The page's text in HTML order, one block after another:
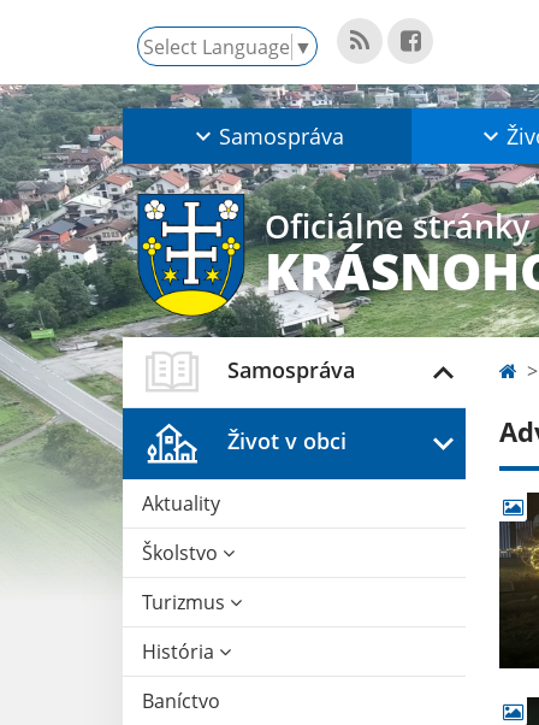
Select Language ▼
Samospráva
Oficiálne stránky
Samospráva
Život v obci
Aktuality
Školstvo
Turizmus
História
Baníctvo